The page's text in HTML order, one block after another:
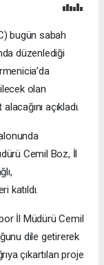
bugün sabah
düzenlediği
olan
açıkladı.
Cemil Boz, İl
katıldı.
İl Müdürü Cemil
dile getirerek
çıkartılan proje